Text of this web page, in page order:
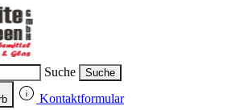
Suche Suche
Kontaktformular